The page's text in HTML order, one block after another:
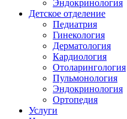
Эндокринология
Детское отделение
Педиатрия
Гинекология
Дерматология
Кардиология
Отоларингология
Пульмонология
Эндокринология
Ортопедия
Услуги